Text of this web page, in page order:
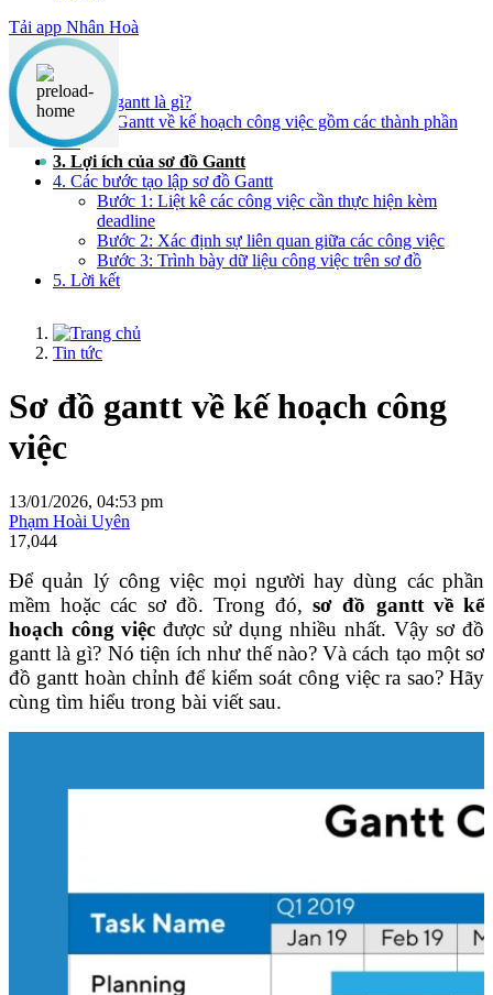
Tải app Nhân Hoà
Nội dung chính
1. Sơ đồ gantt là gì?
2. Sơ đồ Gantt về kế hoạch công việc gồm các thành phần
như
3. Lợi ích của sơ đồ Gantt
4. Các bước tạo lập sơ đồ Gantt
Bước 1: Liệt kê các công việc cần thực hiện kèm
deadline
Bước 2: Xác định sự liên quan giữa các công việc
Bước 3: Trình bày dữ liệu công việc trên sơ đồ
5. Lời kết
Tin tức
Sơ đồ gantt về kế hoạch công
việc
13/01/2026, 04:53 pm
Phạm Hoài Uyên
17,044
Để quản lý công việc mọi người hay dùng các phần
mềm hoặc các sơ đồ. Trong đó,sơ đồ gantt về kế
hoạch công việc được sử dụng nhiều nhất. Vậy sơ đồ
gantt là gì? Nó tiện ích như thế nào? Và cách tạo một sơ
đồ gantt hoàn chỉnh để kiểm soát công việc ra sao? Hãy
cùng tìm hiểu trong bài viết sau.